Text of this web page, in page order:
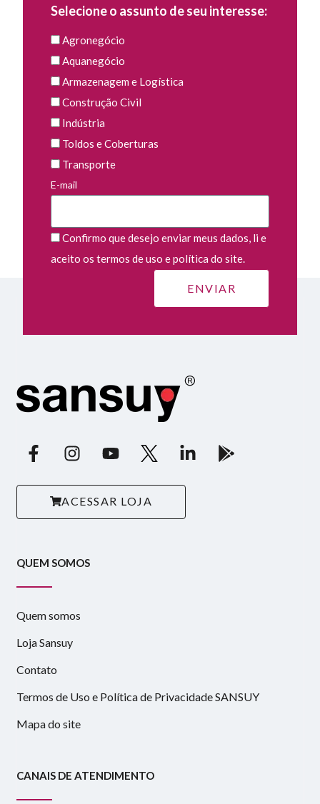
Selecione o assunto de seu interesse:
Agronegócio
Aquanegócio
Armazenagem e Logística
Construção Civil
Indústria
Toldos e Coberturas
Transporte
E-mail
Confirmo que desejo enviar meus dados, li e
aceito os termos de uso e política do site.
ACESSAR LOJA
QUEM SOMOS
Quem somos
Loja Sansuy
Contato
Termos de Uso e Política de Privacidade SANSUY
Mapa do site
CANAIS DE ATENDIMENTO